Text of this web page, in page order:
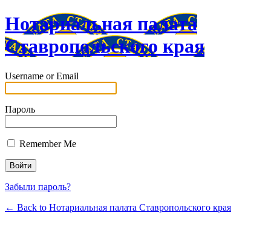
Нотариальная палата
Cтавропольского края
Username or Email
Пароль
Remember Me
Забыли пароль?
← Back to Нотариальная палата Cтавропольского края